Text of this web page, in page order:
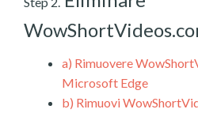
a) Rimuovere
Microsoft Edge
b) Rimuovi